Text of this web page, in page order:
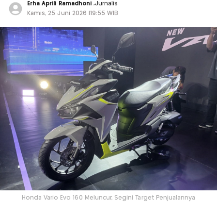
Erha Aprili Ramadhoni,Jurnalis
Kamis, 25 Juni 2026 |19:55 WIB
Honda Vario Evo 160 Meluncur, Segini Target Penjualannya